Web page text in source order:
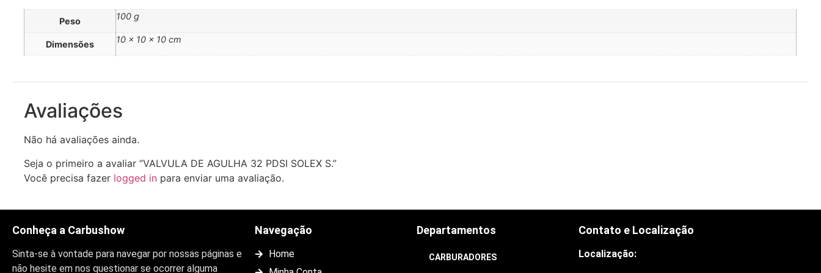
Peso 100 g
Dimensões 10 × 10 × 10 cm
Avaliações
Não há avaliações ainda.
Seja o primeiro a avaliar “VALVULA DE AGULHA 32 PDSI SOLEX S.”
Você precisa fazer logged in para enviar uma avaliação.
Conheça a Carbushow
Sinta-se à vontade para navegar por nossas páginas e
não hesite em nos questionar se ocorrer alguma
Navegação
Home
Departamentos
CARBURADORES
Contato e Localização
Localização: